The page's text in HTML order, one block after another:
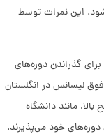
این نمرات توسط
۶.۵ در آیلتس برای گذراندن دوره‌های
لیسانس در انگلستان
مانند دانشگاه